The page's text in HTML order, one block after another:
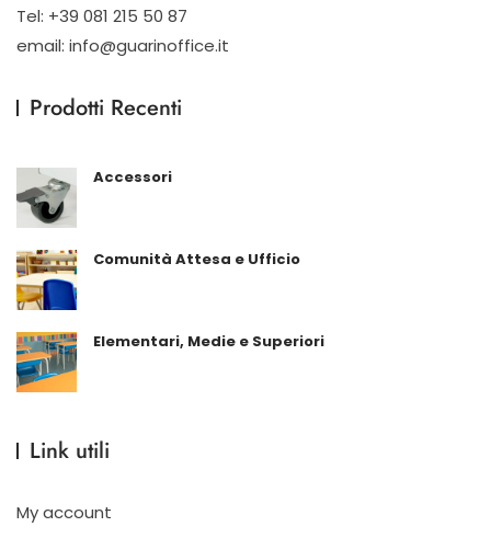
Tel: +39 081 215 50 87
email: info@guarinoffice.it
Prodotti Recenti
Accessori
Comunità Attesa e Ufficio
Elementari, Medie e Superiori
Link utili
My account